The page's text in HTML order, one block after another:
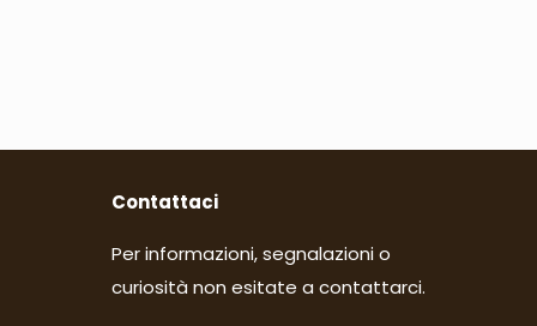
Contattaci
Per informazioni, segnalazioni o
curiosità non esitate a contattarci.